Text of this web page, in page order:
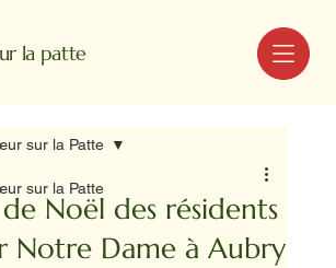
la patte MENU
sur la Patte
sur la Patte
Noël des résidents
Notre Dame à Aubry